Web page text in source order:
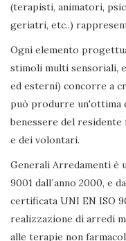
(terapisti, animatori,
geriatri, etc..)
Ogni elemento
stimoli multi sensoriali,
ed esterni) concorre a
può produrre un'ottima
benessere del
e dei volontari.
Generali Arredamenti è
9001 dall´anno 2000, e
certificata UNI EN ISO
realizzazione di arredi
alle terapie non